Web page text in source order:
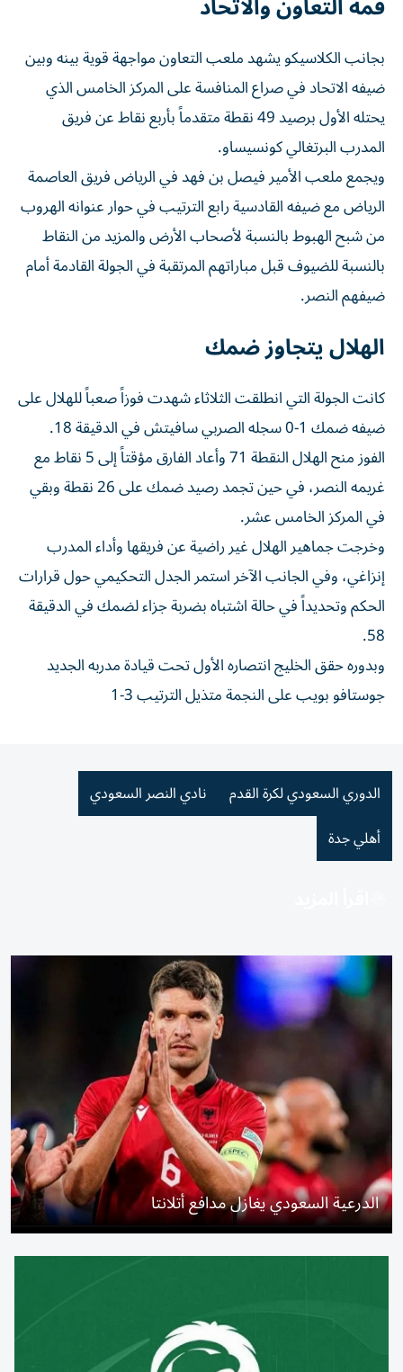
بجانب الكلاسيكو يشهد ملعب التعاون مواجهة قوية بينه وبين
ضيفه الاتحاد في صراع المنافسة على المركز الخامس الذي
يحتله الأول برصيد 49 نقطة متقدماً بأربع نقاط عن فريق
المدرب البرتغالي كونسيساو.
ويجمع ملعب الأمير فيصل بن فهد في الرياض فريق العاصمة
الرياض مع ضيفه القادسية رابع الترتيب في حوار عنوانه الهروب
من شبح الهبوط بالنسبة لأصحاب الأرض والمزيد من النقاط
بالنسبة للضيوف قبل مباراتهم المرتقبة في الجولة القادمة أمام
ضيفهم النصر.
الهلال يتجاوز ضمك
كانت الجولة التي انطلقت الثلاثاء شهدت فوزاً صعباً للهلال على
ضيفه ضمك 1-0 سجله الصربي سافيتش في الدقيقة 18.
الفوز منح الهلال النقطة 71 وأعاد الفارق مؤقتاً إلى 5 نقاط مع
غريمه النصر، في حين تجمد رصيد ضمك على 26 نقطة وبقي
في المركز الخامس عشر.
وخرجت جماهير الهلال غير راضية عن فريقها وأداء المدرب
إنزاغي، وفي الجانب الآخر استمر الجدل التحكيمي حول قرارات
الحكم وتحديداً في حالة اشتباه بضربة جزاء لضمك في الدقيقة
58.
وبدوره حقق الخليج انتصاره الأول تحت قيادة مدربه الجديد
جوستافو بويب على النجمة متذيل الترتيب 3-1
الدوري السعودي لكرة القدم
نادي النصر السعودي
أهلي جدة
الدرعية السعودي يغازل مدافع أتلانتا